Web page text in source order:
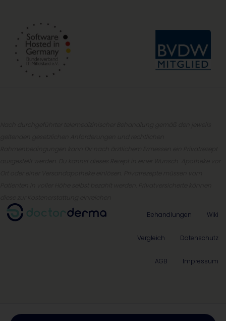
Behandlungen
Wiki
Vergleich Datenschutz
AGB Impressum